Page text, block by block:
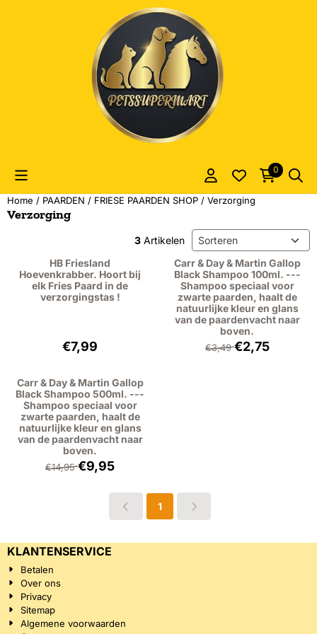
Cookievoorkeuren zijn momenteel gesloten.
0
Home / PAARDEN / FRIESE PAARDEN SHOP / Verzorging
Verzorging
3 Artikelen Sorteermethode
HB Friesland
Hoevenkrabber. Hoort bij
elk Fries Paard in de
verzorgingstas !
Prijs: 7,99, exclusief btw: 6,60
€7,99
Carr & Day & Martin Gallop
Black Shampoo 100ml. ---
Shampoo speciaal voor
zwarte paarden, haalt de
natuurlijke kleur en glans
van de paardenvacht naar
boven.
Van 3,49 voor
€3,49€2,75
Carr & Day & Martin Gallop
Black Shampoo 500ml. ---
Shampoo speciaal voor
zwarte paarden, haalt de
natuurlijke kleur en glans
van de paardenvacht naar
boven.
Van 14,95 voor 9,95, exclusief btw: 8,22
€14,95€9,95
1
KLANTENSERVICE
Betalen
Over ons
Privacy
Sitemap
Algemene voorwaarden